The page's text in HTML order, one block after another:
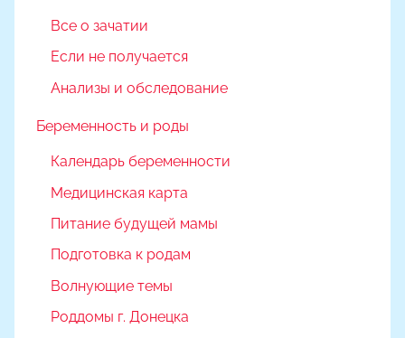
Все о зачатии
Если не получается
Анализы и обследование
Беременность и роды
Календарь беременности
Медицинская карта
Питание будущей мамы
Подготовка к родам
Волнующие темы
Роддомы г. Донецка